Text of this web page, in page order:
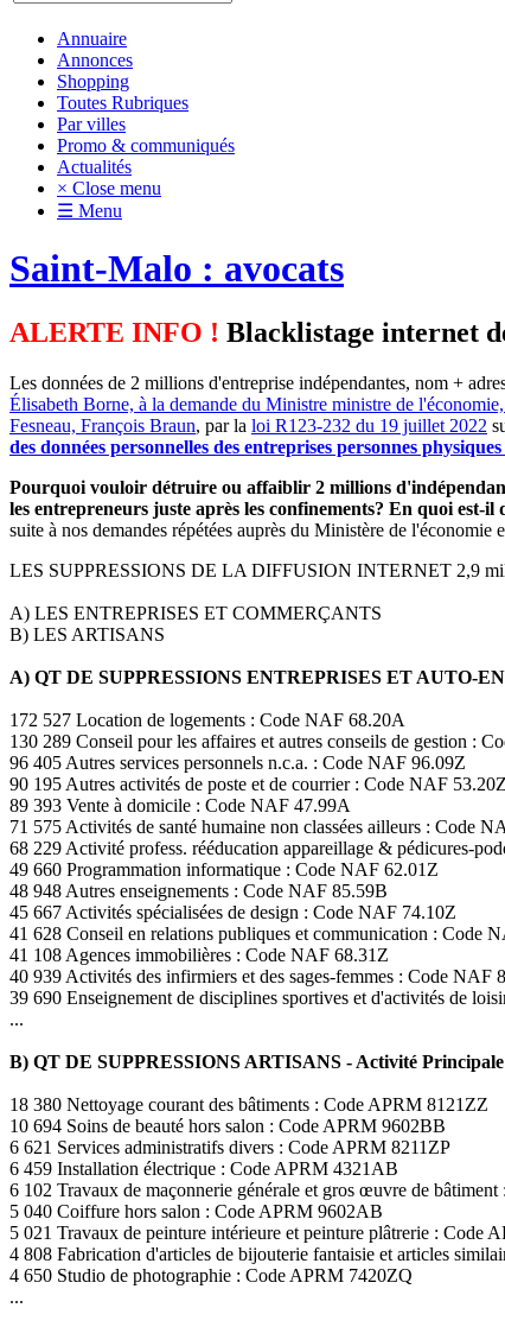
Annuaire
Annonces
Shopping
Toutes Rubriques
Par villes
Promo & communiqués
Actualités
× Close menu
☰ Menu
Saint-Malo : avocats
ALERTE INFO ! Blacklistage internet
Les données de 2 millions d'entreprise indépendantes, nom +
Élisabeth Borne, à la demande du Ministre ministre de
Fesneau, François Braun, par la loi R123-232 du 19 juillet 2022
des données personnelles des entreprises personnes
Pourquoi vouloir détruire ou affaiblir 2 millions
les entrepreneurs juste après les confinements? En quoi est-
suite à nos demandes répétées auprès du Ministère de
LES SUPPRESSIONS DE LA DIFFUSION INTERNET 2,9
A) LES ENTREPRISES ET COMMERÇANTS
B) LES ARTISANS
A) QT DE SUPPRESSIONS ENTREPRISES ET AUTO-
172 527 Location de logements : Code NAF 68.20A
130 289 Conseil pour les affaires et autres conseils de gestion :
96 405 Autres services personnels n.c.a. : Code NAF 96.09Z
90 195 Autres activités de poste et de courrier : Code NAF 53.20Z
89 393 Vente à domicile : Code NAF 47.99A
71 575 Activités de santé humaine non classées ailleurs : Code
68 229 Activité profess. rééducation appareillage & pédicures-
49 660 Programmation informatique : Code NAF 62.01Z
48 948 Autres enseignements : Code NAF 85.59B
45 667 Activités spécialisées de design : Code NAF 74.10Z
41 628 Conseil en relations publiques et communication : Code
41 108 Agences immobilières : Code NAF 68.31Z
40 939 Activités des infirmiers et des sages-femmes : Code NAF
39 690 Enseignement de disciplines sportives et d'activités de
...
B) QT DE SUPPRESSIONS ARTISANS - Activité
18 380 Nettoyage courant des bâtiments : Code APRM 8121ZZ
10 694 Soins de beauté hors salon : Code APRM 9602BB
6 621 Services administratifs divers : Code APRM 8211ZP
6 459 Installation électrique : Code APRM 4321AB
6 102 Travaux de maçonnerie générale et gros œuvre de
5 040 Coiffure hors salon : Code APRM 9602AB
5 021 Travaux de peinture intérieure et peinture plâtrerie : Code
4 808 Fabrication d'articles de bijouterie fantaisie et articles
4 650 Studio de photographie : Code APRM 7420ZQ
...